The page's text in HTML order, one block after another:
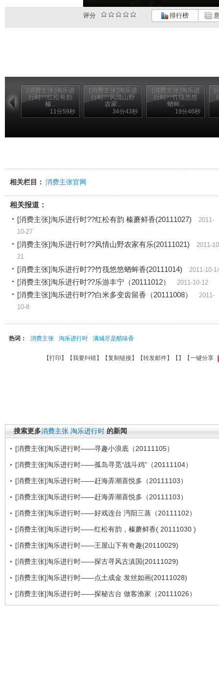
评分 排行榜
[消费主张]淘乐进
行时??红松有韵
榛...
11分59秒
[消费主张]淘乐进
行时??风情山野
农家...
34分43秒
[消费主张]淘乐进
行时??竹筏悠悠
蝤蛑...
19分46秒
[
相关栏目： 消费主张官网
相关报道：
[消费主张]淘乐进行时??红松有韵 榛蘑鲜香(20111027)
2011-
10-27
[消费主张]淘乐进行时??风情山野农家有乐(20111021)
2011-
21
[消费主张]淘乐进行时??竹筏悠悠蝤蛑香(20111014)
2011-10-
[消费主张]淘乐进行时??乐游丰宁（20111012） 2011-10-12
[消费主张]淘乐进行时??白米多变齿留香（20111008） 2011-
10-8
热词： 消费主张 淘乐进行时 满城尽是醋味香
【打印 】【我要纠错】【复制链接】【转发邮件】【 】 【一键分享
搜索更多消费主张 淘乐进行时 的新闻
[消费主张]淘乐进行时——寻趣小浪底（20111105）
[消费主张]淘乐进行时——孤岛寻觅“战斗鸡”（20111104）
[消费主张]淘乐进行时——赶海弄潮喜悦多（20111103）
[消费主张]淘乐进行时——赶海弄潮喜悦多（20111103）
[消费主张]淘乐进行时——好戏连台 沔阳三蒸（20111102）
[消费主张]淘乐进行时——红松有韵，榛蘑鲜香( 20111030 )
[消费主张]淘乐进行时——王屋山下有奇趣(20110029)
[消费主张]淘乐进行时——探古寻风古滇国(20111029)
[消费主张]淘乐进行时——点土成金 发丝如画(20111028)
[消费主张]淘乐进行时——探秘古台 做客渔家（20111026）